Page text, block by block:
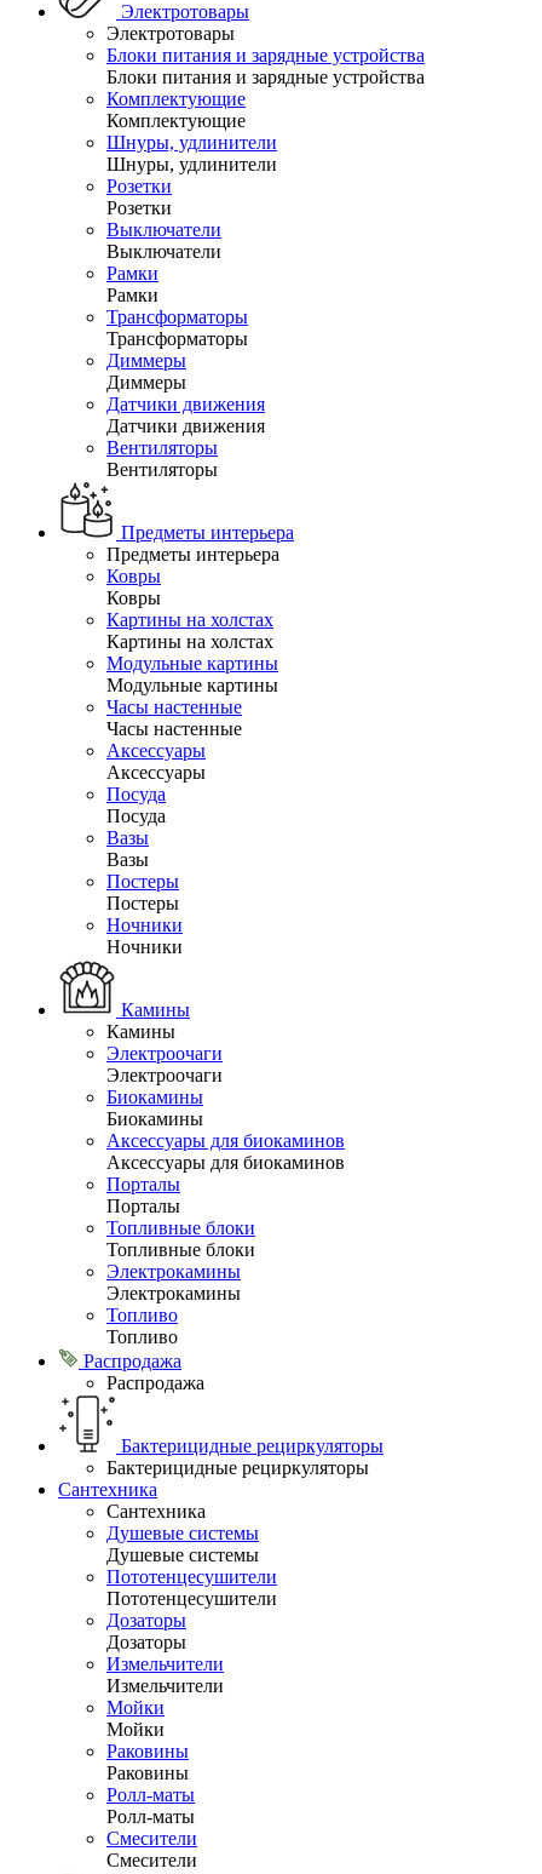
Электротовары
Электротовары
Блоки питания и зарядные устройства
Блоки питания и зарядные устройства
Комплектующие
Комплектующие
Шнуры, удлинители
Шнуры, удлинители
Розетки
Розетки
Выключатели
Выключатели
Рамки
Рамки
Трансформаторы
Трансформаторы
Диммеры
Диммеры
Датчики движения
Датчики движения
Вентиляторы
Вентиляторы
Предметы интерьера
Предметы интерьера
Ковры
Ковры
Картины на холстах
Картины на холстах
Модульные картины
Модульные картины
Часы настенные
Часы настенные
Аксессуары
Аксессуары
Посуда
Посуда
Вазы
Вазы
Постеры
Постеры
Ночники
Ночники
Камины
Камины
Электроочаги
Электроочаги
Биокамины
Биокамины
Аксессуары для биокаминов
Аксессуары для биокаминов
Порталы
Порталы
Топливные блоки
Топливные блоки
Электрокамины
Электрокамины
Топливо
Топливо
Распродажа
Распродажа
Бактерицидные рециркуляторы
Бактерицидные рециркуляторы
Сантехника
Сантехника
Душевые системы
Душевые системы
Пототенцесушители
Пототенцесушители
Дозаторы
Дозаторы
Измельчители
Измельчители
Мойки
Мойки
Раковины
Раковины
Ролл-маты
Ролл-маты
Смесители
Смесители